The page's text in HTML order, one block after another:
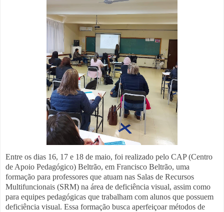
Entre os dias 16, 17 e 18 de maio, foi realizado pelo CAP (Centro
de Apoio Pedagógico) Beltrão, em Francisco Beltrão, uma
formação para professores que atuam nas Salas de Recursos
Multifuncionais (SRM) na área de deficiência visual, assim como
para equipes pedagógicas que trabalham com alunos que possuem
deficiência visual. Essa formação busca aperfeiçoar métodos de